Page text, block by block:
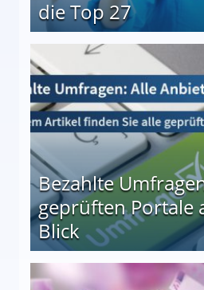
die Top 27
Bezahlte
geprüften Portale
Blick
auf einen Blick